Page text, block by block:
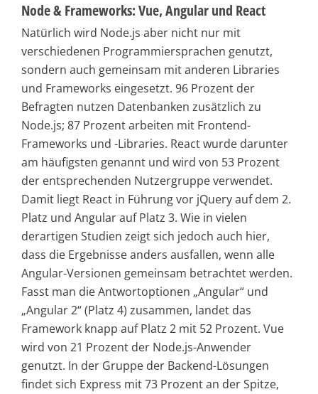
Node & Frameworks: Vue, Angular und React
Natürlich wird Node.js aber nicht nur mit
verschiedenen Programmiersprachen genutzt,
sondern auch gemeinsam mit anderen Libraries
und Frameworks eingesetzt. 96 Prozent der
Befragten nutzen Datenbanken zusätzlich zu
Node.js; 87 Prozent arbeiten mit Frontend-
Frameworks und -Libraries. React wurde darunter
am häufigsten genannt und wird von 53 Prozent
der entsprechenden Nutzergruppe verwendet.
Damit liegt React in Führung vor jQuery auf dem 2.
Platz und Angular auf Platz 3. Wie in vielen
derartigen Studien zeigt sich jedoch auch hier,
dass die Ergebnisse anders ausfallen, wenn alle
Angular-Versionen gemeinsam betrachtet werden.
Fasst man die Antwortoptionen „Angular“ und
„Angular 2“ (Platz 4) zusammen, landet das
Framework knapp auf Platz 2 mit 52 Prozent. Vue
wird von 21 Prozent der Node.js-Anwender
genutzt. In der Gruppe der Backend-Lösungen
findet sich Express mit 73 Prozent an der Spitze,